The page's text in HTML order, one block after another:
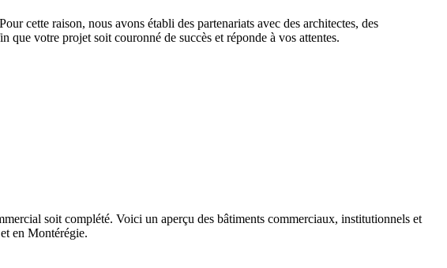
cette raison, nous avons établi des partenariats avec des architectes, des
que votre projet soit couronné de succès et réponde à vos attentes.
soit complété. Voici un aperçu des bâtiments commerciaux, institutionnels et
en Montérégie.